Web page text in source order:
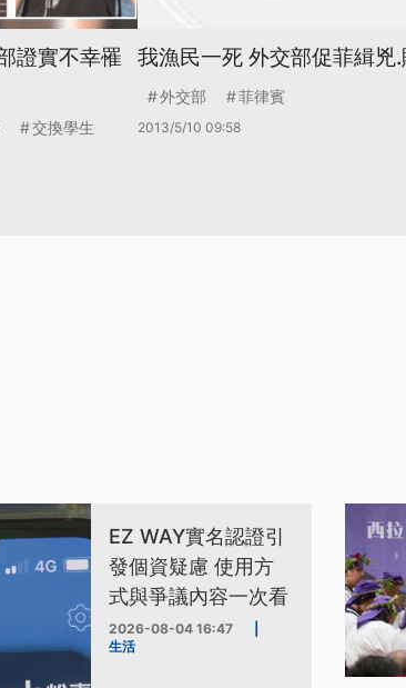
證實不幸罹
交換學生
我漁民一死 外交部促菲緝兇
外交部 菲律賓
2013/5/10 09:58
EZ WAY實名認證引
發個資疑慮 使用方
式與爭議內容一次看
2026-08-04 16:47
生活